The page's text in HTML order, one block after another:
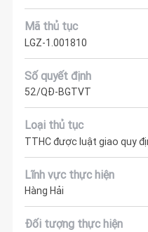
Mã thủ tục
LGZ-1.001810
Số quyết định
52/QĐ-BGTVT
Loại thủ tục
TTHC được luật giao quy
Lĩnh vực thực hiện
Hàng Hải
Đối tượng thực hiện